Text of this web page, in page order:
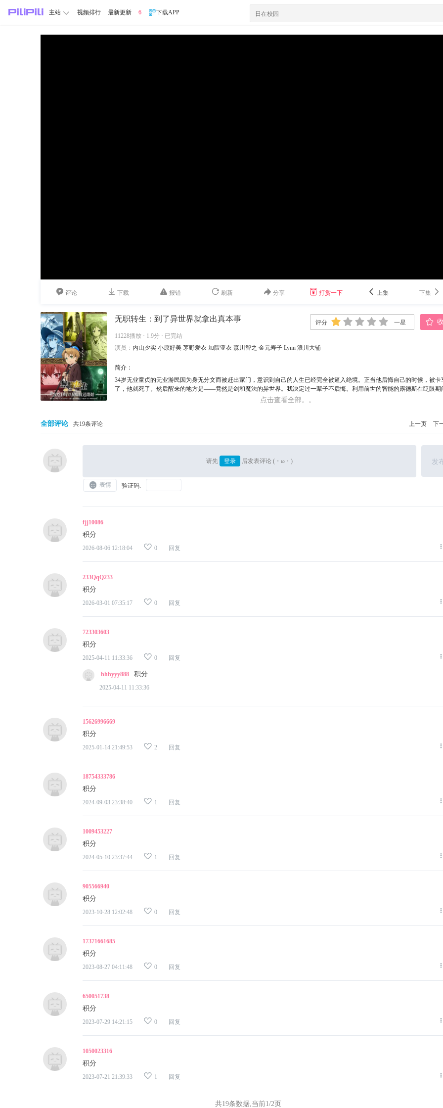
主站 视频排行 最新更新 6 下载APP
评论 下载 报错 刷新 分享 打赏一下 上集 下集
无职转生：到了异世界就拿出真本事
11228播放 · 1.9分 · 已完结
演员： 内山夕实 小原好美 茅野爱衣 加隈亚衣 森川智之 金元寿子 Lynn 浪川大辅
简介：
34岁无业童贞的无业游民因为身无分文而被赶出家门，意识到自己的人生已经完全被逼入绝境。正当他后悔自己的时候，被卡
了，他就死了。然后醒来的地方是——竟然是剑和魔法的异世界。我决定过一辈子不后悔。利用前世的智能的露德斯在眨眼期
魔术的才能开花，请小女孩的家庭教师安上的事。而且还遇到了有着翡翠绿头发的美丽的四分之一精灵。他开始了新的人生
点击查看全部。。
评分
五星 一星
全部评论 共19条评论 上一页 下
请先 登录 后发表评论 (・ω・)
表情 验证码:
fjj10086
积分
2026-08-06 12:18:04 0 回复
233QqQ233
积分
2026-03-01 07:35:17 0 回复
723303603
积分
2025-04-11 11:33:36 0 回复
hhhyyy888 积分
2025-04-11 11:33:36
15626996669
积分
2025-01-14 21:49:53 2 回复
18754333786
积分
2024-09-03 23:38:40 1 回复
1009453227
积分
2024-05-10 23:37:44 1 回复
905566940
积分
2023-10-28 12:02:48 0 回复
17371661685
积分
2023-08-27 04:11:48 0 回复
650051738
积分
2023-07-29 14:21:15 0 回复
1050023316
积分
2023-07-21 21:39:33 1 回复
共19条数据,当前1/2页